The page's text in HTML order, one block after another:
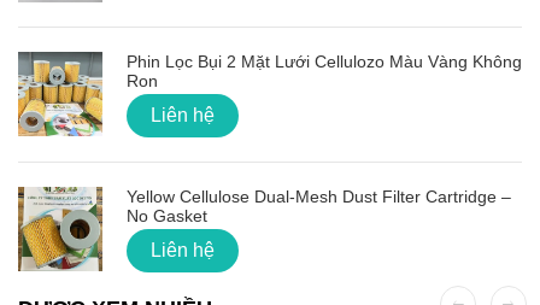
Phin Lọc Bụi 2 Mặt Lưới Cellulozo Màu Vàng Không
Ron
Liên hệ
Yellow Cellulose Dual-Mesh Dust Filter Cartridge –
No Gasket
Liên hệ